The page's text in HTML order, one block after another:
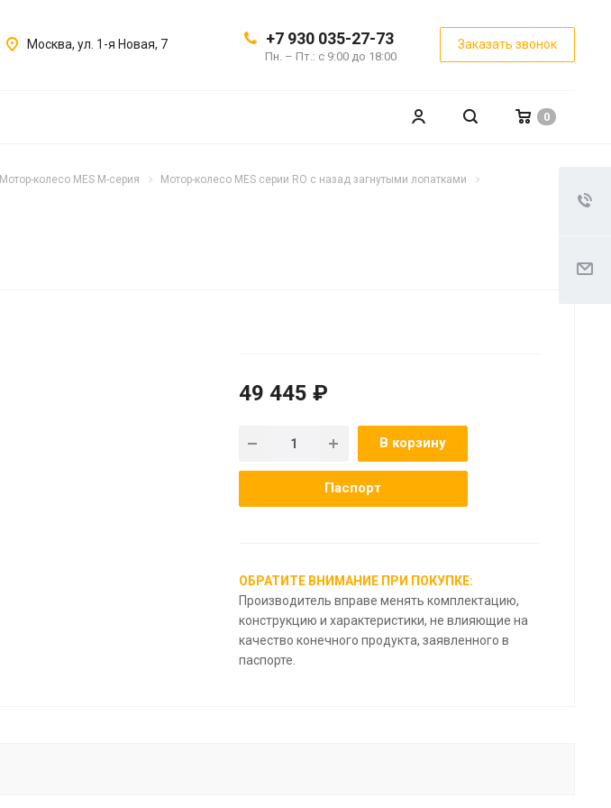
+7 930 035-27-73
Пн. – Пт.: с 9:00 до 18:00
Заказать звонок
Москва, ул. 1-я Новая, 7
0
Мотор-колесо MES M-серия Мотор-колесо MES серии RO с назад загнутыми лопатками
49 445 ₽
В корзину
Паспорт
ОБРАТИТЕ ВНИМАНИЕ ПРИ ПОКУПКЕ:
Производитель вправе менять комплектацию,
конструкцию и характеристики, не влияющие на
качество конечного продукта, заявленного в
паспорте.